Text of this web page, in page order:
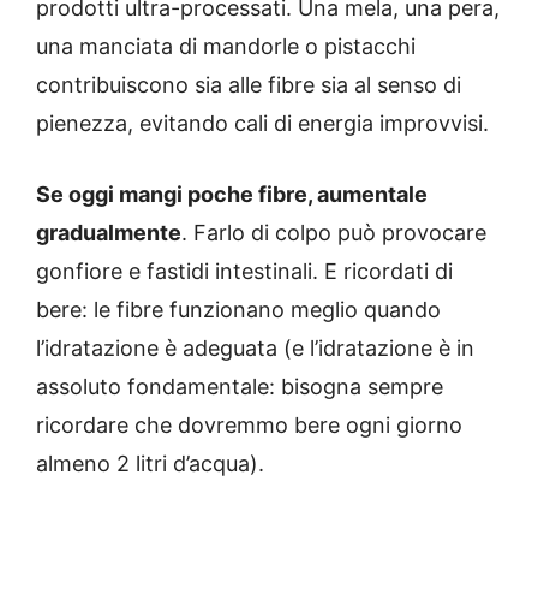
prodotti ultra-processati. Una mela, una pera,
una manciata di mandorle o pistacchi
contribuiscono sia alle fibre sia al senso di
pienezza, evitando cali di energia improvvisi.
Se oggi mangi poche fibre, aumentale
gradualmente. Farlo di colpo può provocare
gonfiore e fastidi intestinali. E ricordati di
bere: le fibre funzionano meglio quando
l’idratazione è adeguata (e l’idratazione è in
assoluto fondamentale: bisogna sempre
ricordare che dovremmo bere ogni giorno
almeno 2 litri d’acqua).